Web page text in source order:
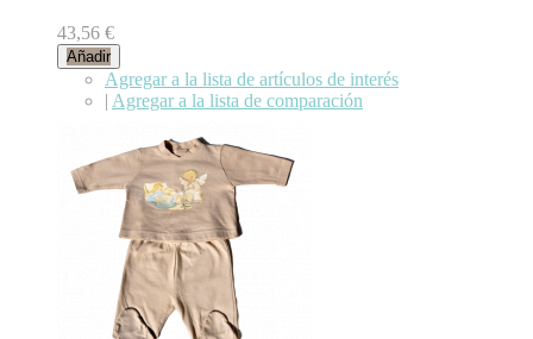
43,56 €
Añadir
Agregar a la lista de artículos de interés
| Agregar a la lista de comparación